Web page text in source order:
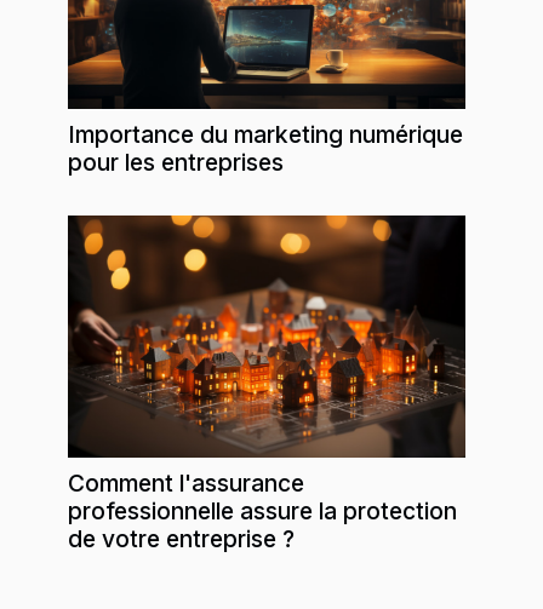
Importance du marketing numérique
pour les entreprises
Comment l'assurance
professionnelle assure la protection
de votre entreprise ?